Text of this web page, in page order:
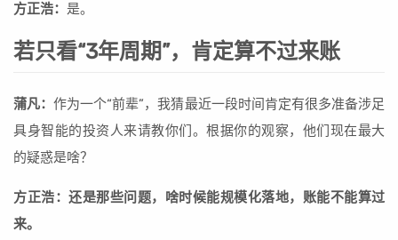
方正浩： 是。
若只看“3年周期”，肯定算不过来账
蒲凡：作为一个“前辈”，我猜最近一段时间肯定有很多准备涉足
具身智能的投资人来请教你们。根据你的观察，他们现在最大
的疑惑是啥？
方正浩：还是那些问题，啥时候能规模化落地，账能不能算过
来。